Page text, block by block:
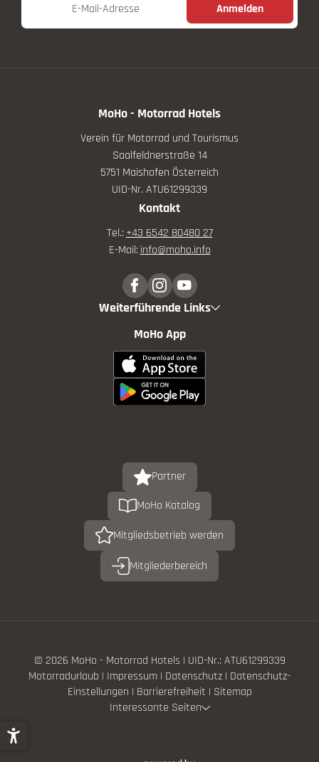
E-Mail-Adresse
Anmelden
MoHo - Motorrad Hotels
Verein für Motorrad und Tourismus
Saalfeldnerstraße 14
5751 Maishofen Österreich
UID-Nr. ATU61299339
Kontakt
Tel.: +43 6542 80480 27
E-Mail: info@moho.info
Weiterführende Links
MoHo App
Partner
MoHo Katalog
Mitgliedsbetrieb werden
Mitgliederbereich
© 2026 MoHo - Motorrad Hotels | UID-Nr.: ATU61299339
Motorradurlaub | Impressum | Datenschutz | Datenschutz-
Einstellungen | Barrierefreiheit | Sitemap
Interessante Seiten